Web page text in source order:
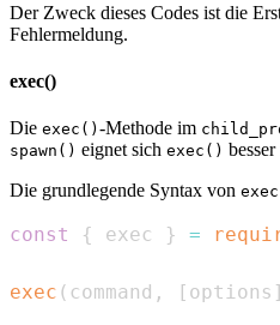
Der Zweck dieses Codes ist die
Fehlermeldung.
exec()
Die exec() -Methode im
spawn() eignet sich exec()
Die grundlegende Syntax von
const { exec } =
exec ( command , [ options ]